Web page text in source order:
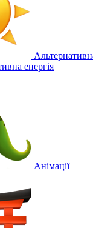
енергія
Анімації